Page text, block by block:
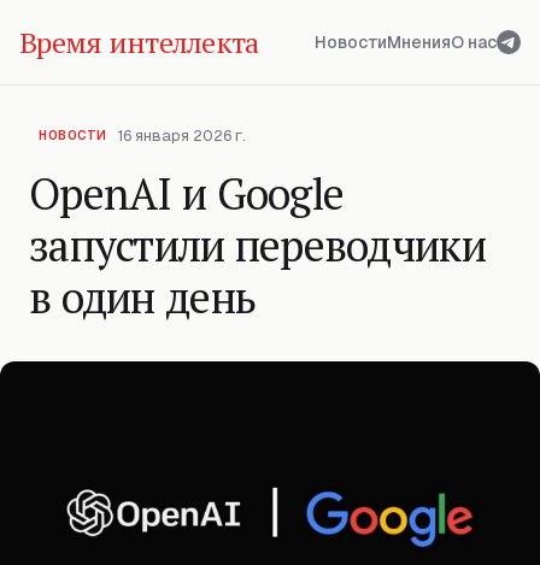
Время интеллекта НовостиМненияО нас
НОВОСТИ 16 января 2026 г.
OpenAI и Google
запустили переводчики
в один день